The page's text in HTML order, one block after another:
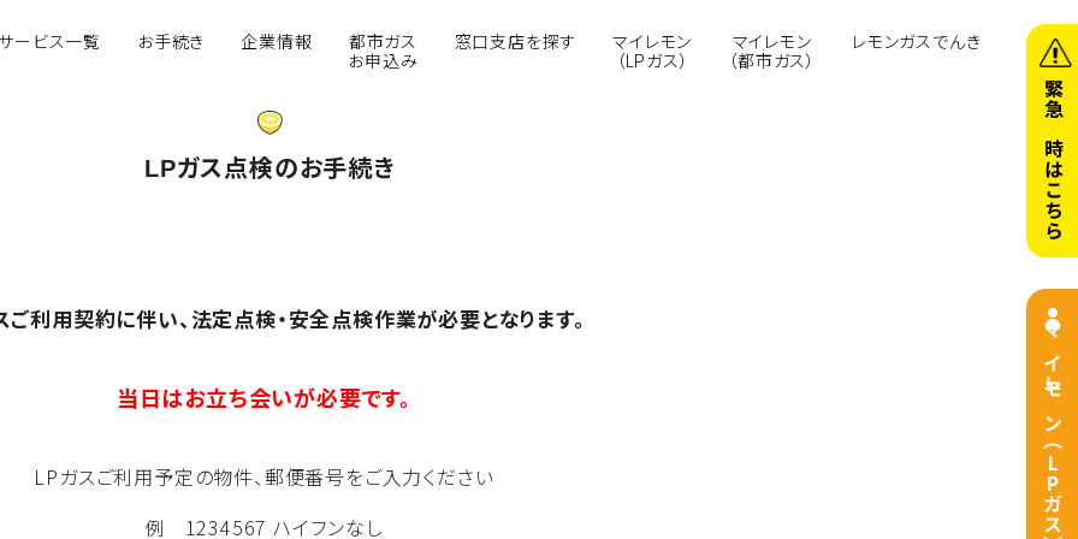
緊急の時はこちら
マイレモン（LPガス）
ービス一覧 お手続き 企業情報
都市ガス
お申込み
窓口支店を探す
マイレモン
（LPガス）
マイレモン
（都市ガス）
レモンガスでんき
LPガス点検のお手続き
ご利用契約に伴い、法定点検・安全点検作業が必要となります。
当日はお立ち会いが必要です。
LPガスご利用予定の物件、郵便番号をご入力ください
例 1234567 ハイフンなし